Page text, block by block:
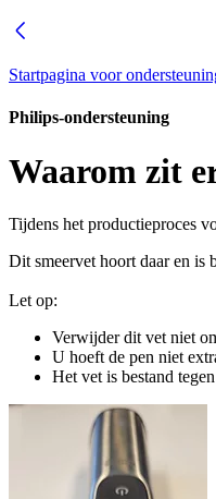
Startpagina voor
Philips-ondersteuning
Waarom zit
Tijdens het productieproces
Dit smeervet hoort daar en is
Let op:
Verwijder dit vet niet
U hoeft de pen niet
Het vet is bestand